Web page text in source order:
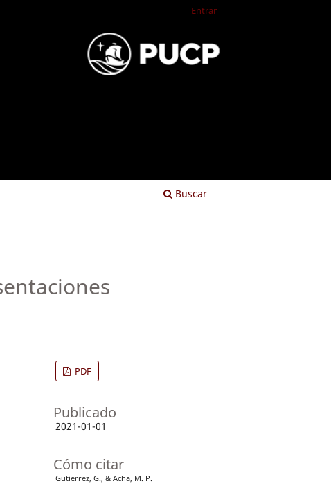
Buscar
Entrar
PDF
Publicado
2021-01-01
Cómo citar
Gutierrez, G., & Acha, M. P.